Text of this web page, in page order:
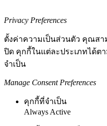
Privacy Preferences
ตั้งค่าความเป็นส่วนตัว คุณสา
ปิด คุกกี้ในแต่ละประเภทได้ต
จำเป็น
Manage Consent Preferences
คุกกี้ที่จำเป็น
Always Active